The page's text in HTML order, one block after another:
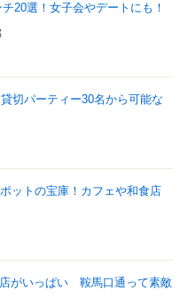
20選！女子会やデートにも！
切パーティー30名から可能な
ットの宝庫！カフェや和食店
店がいっぱい 鞍馬口通って素敵